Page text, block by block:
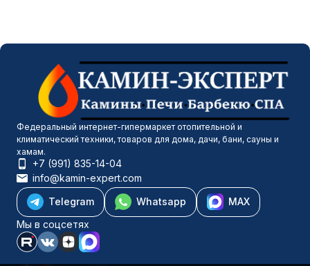
Федеральный интернет-гипермаркет отопительной и
климатический техники, товаров для дома, дачи, бани, сауны и
хамам.
+7 (991) 835-14-04
info@kamin-expert.com
Telegram
Whatsapp
MAX
Мы в соцсетях